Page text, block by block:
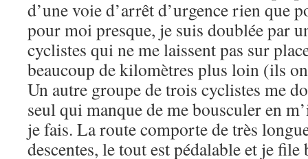
d’une voie d’arrêt d’urgence rien que
pour moi presque, je suis doublée par
cyclistes qui ne me laissent pas sur
beaucoup de kilomètres plus loin (ils
Un autre groupe de trois cyclistes me
seul qui manque de me bousculer en
je fais. La route comporte de très
descentes, le tout est pédalable et je